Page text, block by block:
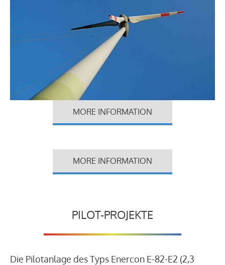
MORE INFORMATION
MORE INFORMATION
PILOT-PROJEKTE
Die Pilotanlage des Typs Enercon E-82-E2 (2,3